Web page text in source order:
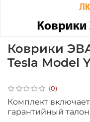
(0)
Коврики
Tesla Model
Комплект
гарантийный талон